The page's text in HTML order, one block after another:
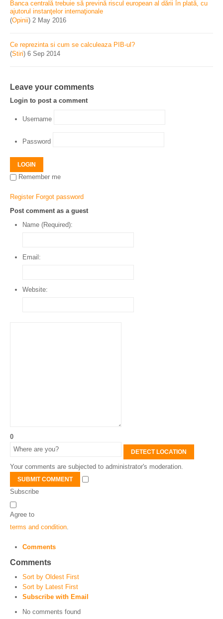
Banca centrală trebuie să prevină riscul european al dării în plată, cu
ajutorul instanţelor internaţionale
(Opinii) 2 May 2016
Ce reprezinta si cum se calculeaza PIB-ul?
(Stiri) 6 Sep 2014
Leave your comments
Login to post a comment
Username
Password
LOGIN
Remember me
Register Forgot password
Post comment as a guest
Name (Required):
Email:
Website:
0
DETECT LOCATION
Your comments are subjected to administrator's moderation.
SUBMIT COMMENT
Subscribe
Agree to
terms and condition
Comments
Comments
Sort by Oldest First
Sort by Latest First
Subscribe with Email
No comments found